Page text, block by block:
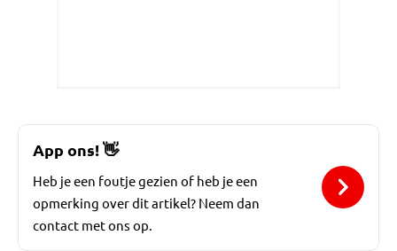
App ons! 👋
Heb je een foutje gezien of heb je een
opmerking over dit artikel? Neem dan
contact met ons op.